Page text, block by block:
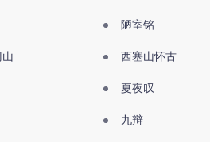
陋室铭
山 西塞山怀古
夏夜叹
九辩